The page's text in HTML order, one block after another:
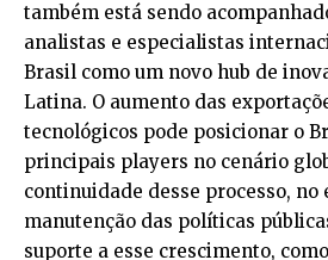
também está sendo
analistas e especialistas
Brasil como um novo hub de
Latina. O aumento das
tecnológicos pode posicionar o
principais players no cenário
continuidade desse processo, no
manutenção das políticas
suporte a esse crescimento,